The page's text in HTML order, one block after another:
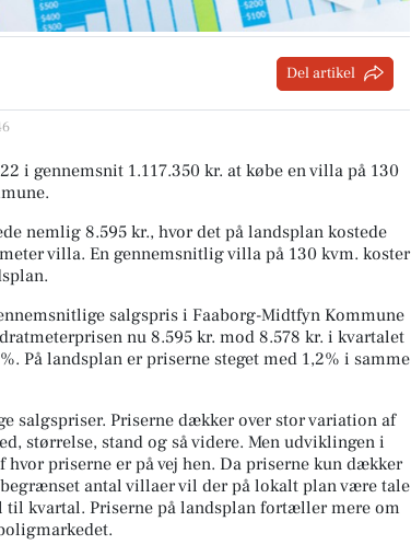
Del artikel
i gennemsnit 1.117.350 kr. at købe en villa på 130
nemlig 8.595 kr., hvor det på landsplan kostede
villa. En gennemsnitlig villa på 130 kvm. koster
salgspris i Faaborg-Midtfyn Kommune
nu 8.595 kr. mod 8.578 kr. i kvartalet
På landsplan er priserne steget med 1,2% i samme
salgspriser. Priserne dækker over stor variation af
størrelse, stand og så videre. Men udviklingen i
priserne er på vej hen. Da priserne kun dækker
antal villaer vil der på lokalt plan være tale
til kvartal. Priserne på landsplan fortæller mere om